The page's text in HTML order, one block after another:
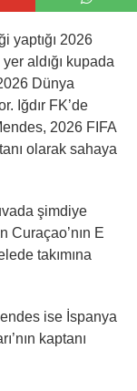
yaptığı 2026
aldığı kupada
Dünya
Iğdır FK’de
2026 FIFA
olarak sahaya
şimdiye
Curaçao’nın E
takımına
ise İspanya
kaptanı